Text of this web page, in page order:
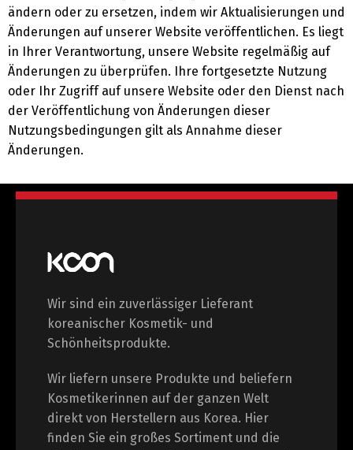
ändern oder zu ersetzen, indem wir Aktualisierungen und
Änderungen auf unserer Website veröffentlichen. Es liegt
in Ihrer Verantwortung, unsere Website regelmäßig auf
Änderungen zu überprüfen. Ihre fortgesetzte Nutzung
oder Ihr Zugriff auf unsere Website oder den Dienst nach
der Veröffentlichung von Änderungen dieser
Nutzungsbedingungen gilt als Annahme dieser
Änderungen.
Wir sind ein zuverlässiger Lieferant
koreanischer Kosmetik- und
Schönheitsprodukte.
Wir liefern unsere Produkte und beliefern
Kosmetikerinnen auf der ganzen Welt
direkt von Herstellern aus Korea. Hier
finden Sie ein großes Sortiment und die